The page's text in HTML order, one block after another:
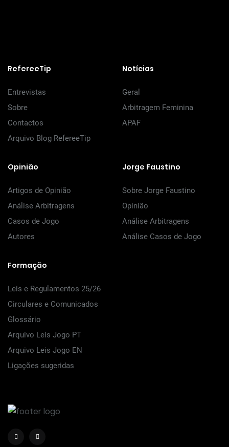
RefereeTip
Entrevistas
Sobre
Contactos
Arquivo Blog RefereeTip
Notícias
Geral
Arbitragem Feminina
APAF
Opinião
Artigos de Opinião
Análise Arbitragens
Casos de Jogo
Autores
Jorge Faustino
Sobre Jorge Faustino
Opinião
Análise Arbitragens
Análise Casos de Jogo
Formação
Leis e Regulamentos 25/26
Circulares e Comunicados
Glossário
Arquivo Leis Jogo PT
Arquivo Leis Jogo EN
Ligações sugeridas